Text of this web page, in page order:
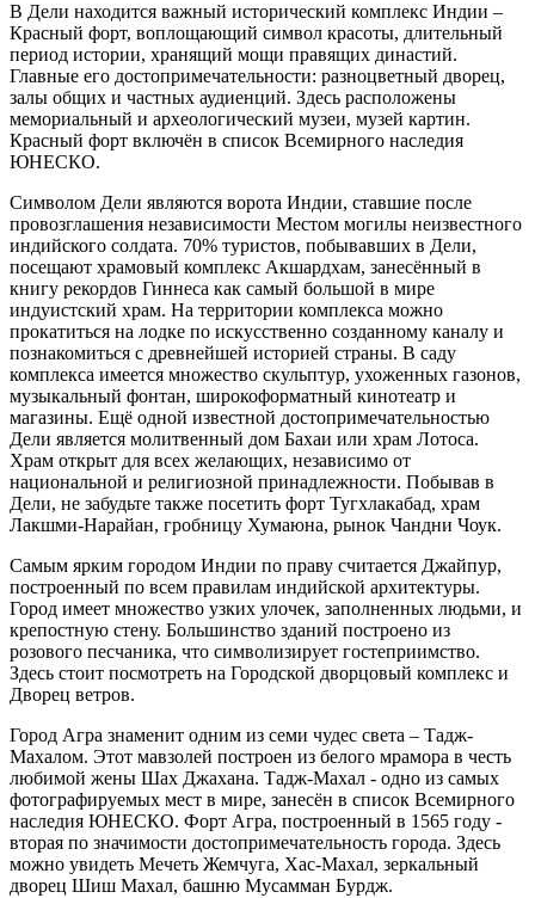
В Дели находится важный исторический комплекс Индии –
Красный форт, воплощающий символ красоты, длительный
период истории, хранящий мощи правящих династий.
Главные его достопримечательности: разноцветный дворец,
залы общих и частных аудиенций. Здесь расположены
мемориальный и археологический музеи, музей картин.
Красный форт включён в список Всемирного наследия
ЮНЕСКО.
Символом Дели являются ворота Индии, ставшие после
провозглашения независимости Местом могилы неизвестного
индийского солдата. 70% туристов, побывавших в Дели,
посещают храмовый комплекс Акшардхам, занесённый в
книгу рекордов Гиннеса как самый большой в мире
индуистский храм. На территории комплекса можно
прокатиться на лодке по искусственно созданному каналу и
познакомиться с древнейшей историей страны. В саду
комплекса имеется множество скульптур, ухоженных газонов,
музыкальный фонтан, широкоформатный кинотеатр и
магазины. Ещё одной известной достопримечательностью
Дели является молитвенный дом Бахаи или храм Лотоса.
Храм открыт для всех желающих, независимо от
национальной и религиозной принадлежности. Побывав в
Дели, не забудьте также посетить форт Тугхлакабад, храм
Лакшми-Нарайан, гробницу Хумаюна, рынок Чандни Чоук.
Самым ярким городом Индии по праву считается Джайпур,
построенный по всем правилам индийской архитектуры.
Город имеет множество узких улочек, заполненных людьми, и
крепостную стену. Большинство зданий построено из
розового песчаника, что символизирует гостеприимство.
Здесь стоит посмотреть на Городской дворцовый комплекс и
Дворец ветров.
Город Агра знаменит одним из семи чудес света – Тадж-
Махалом. Этот мавзолей построен из белого мрамора в честь
любимой жены Шах Джахана. Тадж-Махал - одно из самых
фотографируемых мест в мире, занесён в список Всемирного
наследия ЮНЕСКО. Форт Агра, построенный в 1565 году -
вторая по значимости достопримечательность города. Здесь
можно увидеть Мечеть Жемчуга, Хас-Махал, зеркальный
дворец Шиш Махал, башню Мусамман Бурдж.